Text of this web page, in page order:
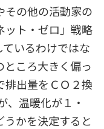
の他の活動家の
ット・ゼロ」戦略
いるわけではな
ところ大きく偏っ
排出量をＣＯ２換
、温暖化が１・
かを決定すると